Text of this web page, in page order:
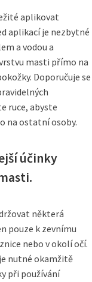
aplikovat
aplikací je nezbytné
a vodou a
masti přímo na
Doporučuje se
ruce, abyste
na ostatní osoby.
účinky
některá
pouze k zevnímu
nebo v okolí očí.
nutné okamžitě
při používání